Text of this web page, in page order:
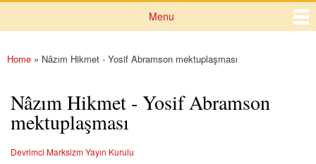
Menu
You are here
Home » Nâzım Hikmet - Yosif Abramson mektuplaşması
Nâzım Hikmet - Yosif Abramson
mektuplaşması
Devrimci Marksizm Yayın Kurulu